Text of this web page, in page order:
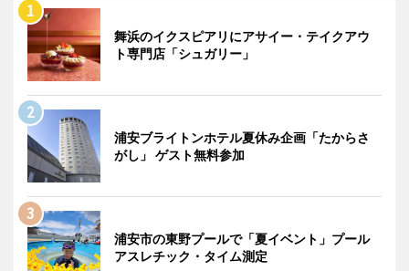
舞浜のイクスピアリにアサイー・テイクアウ
ト専門店「シュガリー」
浦安ブライトンホテル夏休み企画「たからさ
がし」 ゲスト無料参加
浦安市の東野プールで「夏イベント」プール
アスレチック・タイム測定